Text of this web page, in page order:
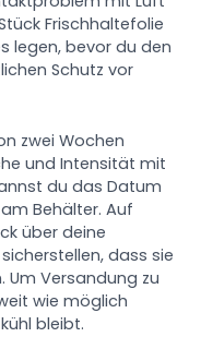
Frischhaltefolie
legen, bevor du den
Schutz vor
zwei Wochen
und Intensität mit
du das Datum
Behälter. Auf
über deine
dass sie
Versandung zu
wie möglich
bleibt.